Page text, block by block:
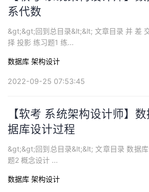
系代数
&gt;&gt;回到总目录&lt;&lt; 文章目录 并 差
择 投影 练习题1 练...
数据库 架构设计
2022-09-25 07:53:45
【软考 系统架构设计师】
据库设计过程
&gt;&gt;回到总目录&lt;&lt; 文章目录 数据
题2 概念设计 ...
数据库 架构设计